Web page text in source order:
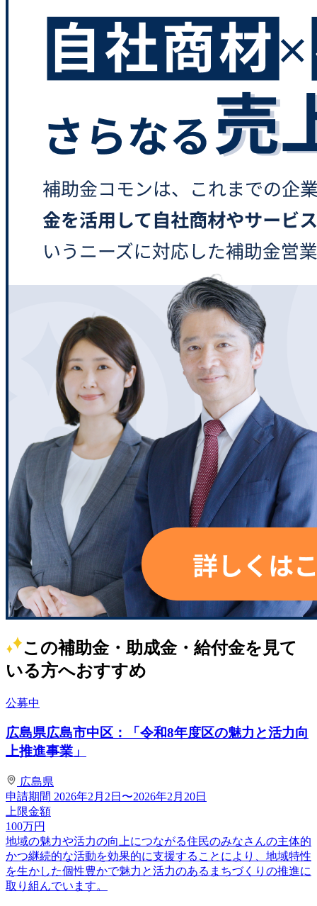
この補助金・助成金・給付金を見て
いる方へおすすめ
公募中
広島県広島市中区：「令和8年度区の魅力と活力向
上推進事業」
広島県
申請期間 2026年2月2日〜2026年2月20日
上限金額
100万円
地域の魅力や活力の向上につながる住民のみなさんの主体的
かつ継続的な活動を効果的に支援することにより、地域特性
を生かした個性豊かで魅力と活力のあるまちづくりの推進に
取り組んでいます。